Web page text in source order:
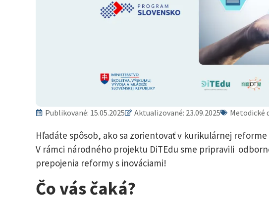
Publikované: 15.05.2025 Aktualizované: 23.09.2025 Metodické
Hľadáte spôsob, ako sa zorientovať v kurikulárnej
V rámci národného projektu DiTEdu sme pripravili
prepojenia reformy s inováciami!
Čo vás čaká?